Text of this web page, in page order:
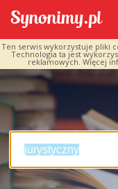
Ten serwis wykorzystuje pliki
Technologia ta jest
reklamowych. Więcej